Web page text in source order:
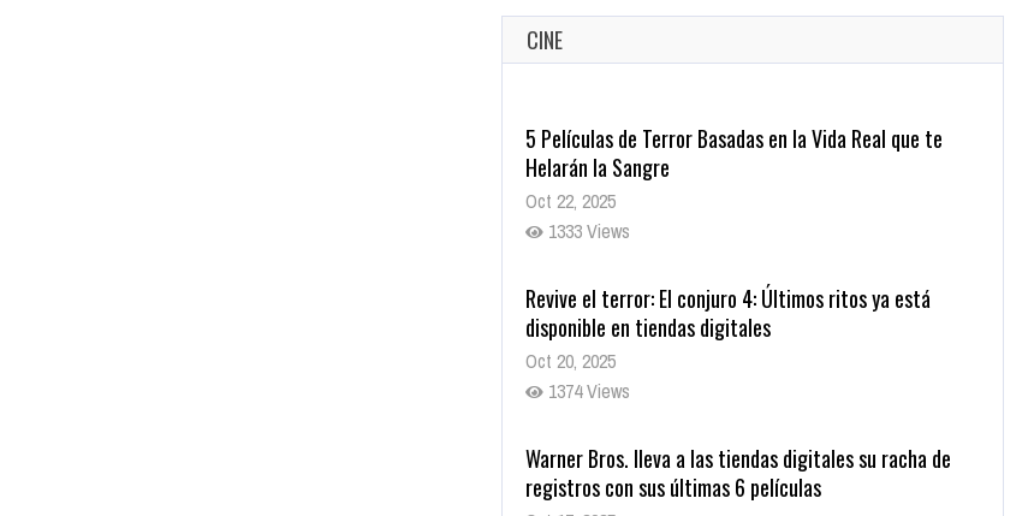
CINE
5 Películas de Terror Basadas en la Vida Real que te
Helarán la Sangre
Oct 22, 2025
1333 Views
Revive el terror: El conjuro 4: Últimos ritos ya está
disponible en tiendas digitales
Oct 20, 2025
1374 Views
Warner Bros. lleva a las tiendas digitales su racha de
registros con sus últimas 6 películas